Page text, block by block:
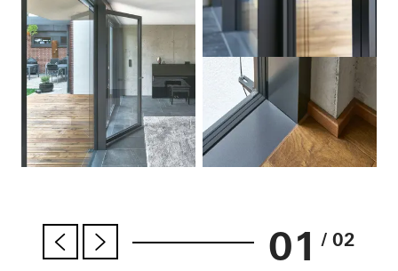
01 / 02